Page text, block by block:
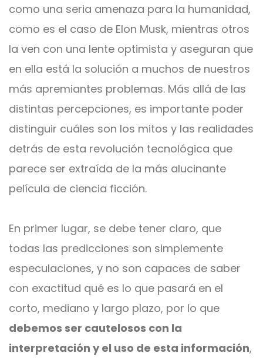
como una seria amenaza para la humanidad,
como es el caso de Elon Musk, mientras otros
la ven con una lente optimista y aseguran que
en ella está la solución a muchos de nuestros
más apremiantes problemas. Más allá de las
distintas percepciones, es importante poder
distinguir cuáles son los mitos y las realidades
detrás de esta revolución tecnológica que
parece ser extraída de la más alucinante
película de ciencia ficción.
En primer lugar, se debe tener claro, que
todas las predicciones son simplemente
especulaciones, y no son capaces de saber
con exactitud qué es lo que pasará en el
corto, mediano y largo plazo, por lo que
debemos ser cautelosos con la
interpretación y el uso de esta información,